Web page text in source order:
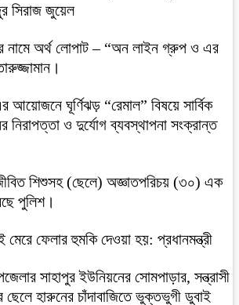
সিরাজ জুয়েল
নামে অর্থ লোপাট – “অন লাইন গ্রুপ ও এর
আয়োজনে ঘূর্ণিঝড় “রেমাল” বিষয়ে সার্বিক
ও দুর্যোগ ব্যবস্থাপনা সংক্রান্ত
শিশুসহ (ছেলে) অজ্ঞাতপরিচয় (৩০) এক
পুলিশ।
মেরে ফেলার হুমকি দেওয়া হয়: প্রধানমন্ত্রী
সাহাপুর ইউনিয়নের সোমপাড়ার, সন্ত্রাসী
ছেলে হারুনের চাঁদাবাজিতে ভুক্তভুগী ডুবাই